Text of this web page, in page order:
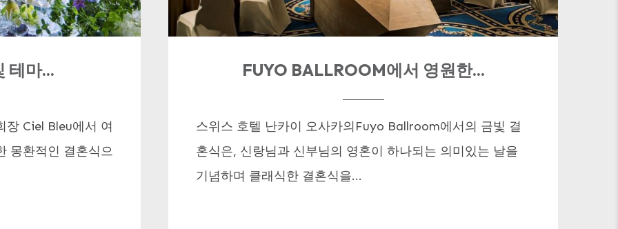
테마...
장 Ciel Bleu에서 여
몽환적인 결혼식으
FUYO BALLROOM에서 영원한...
스위스 호텔 난카이 오사카의Fuyo Ballroom에서의 금빛 결
혼식은, 신랑님과 신부님의 영혼이 하나되는 의미있는 날을
기념하며 클래식한 결혼식을...